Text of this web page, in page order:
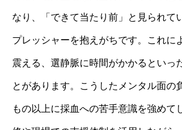
なり、「できて当たり前」と見られて
プレッシャーを抱えがちです。これに
震える、選静脈に時間がかかるといっ
とがあります。こうしたメンタル面の
もの以上に採血への苦手意識を強めて